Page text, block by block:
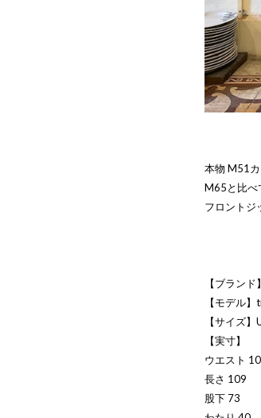
本物 M51
M65と比
フロントジ
【ブラン
【モデル
【サイズ
【実寸】
ウエスト
長さ 109
股下 73